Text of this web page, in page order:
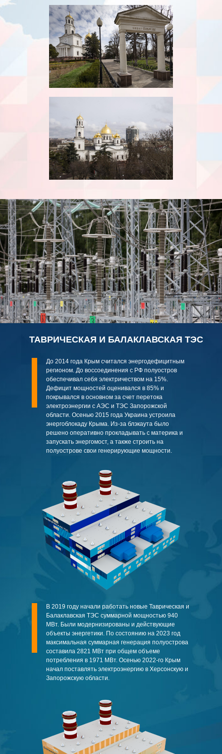
До 2014 года Крым считался энергодефицитным
регионом. До воссоединения с РФ полуостров
обеспечивал себя электричеством на 15%.
Дефицит мощностей оценивался в 85% и
покрывался в основном за счет перетока
электроэнергии с АЭС и ТЭС Запорожской
области. Осенью 2015 года Украина устроила
энергоблокаду Крыма. Из-за блэкаута было
решено оперативно прокладывать с материка и
запускать энергомост, а также строить на
полуострове свои генерирующие мощности.
ТАВРИЧЕСКАЯ И БАЛАКЛАВСКАЯ ТЭС
В 2019 году начали работать новые Таврическая и
Балаклавская ТЭС суммарной мощностью 940
МВт. Были модернизированы и действующие
объекты энергетики. По состоянию на 2023 год
максимальная суммарная генерация полуострова
составила 2821 МВт при общем объеме
потребления в 1971 МВт. Осенью 2022-го Крым
начал поставлять электроэнергию в Херсонскую и
Запорожскую области.